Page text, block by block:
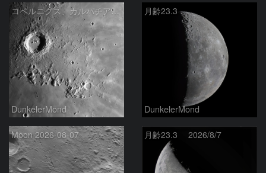
コペルニクス、カルパチア山脈付近
DunkelerMond
月齢23.3
DunkelerMond
Moon 2026-08-07 月齢23.3 2026/8/7